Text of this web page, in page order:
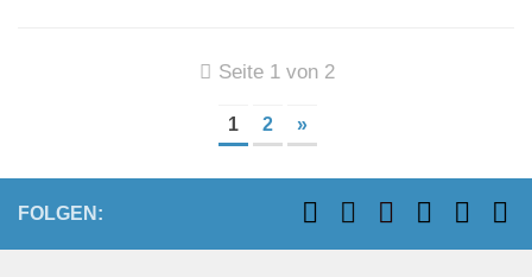
Seite 1 von 2
1 2 »
FOLGEN: